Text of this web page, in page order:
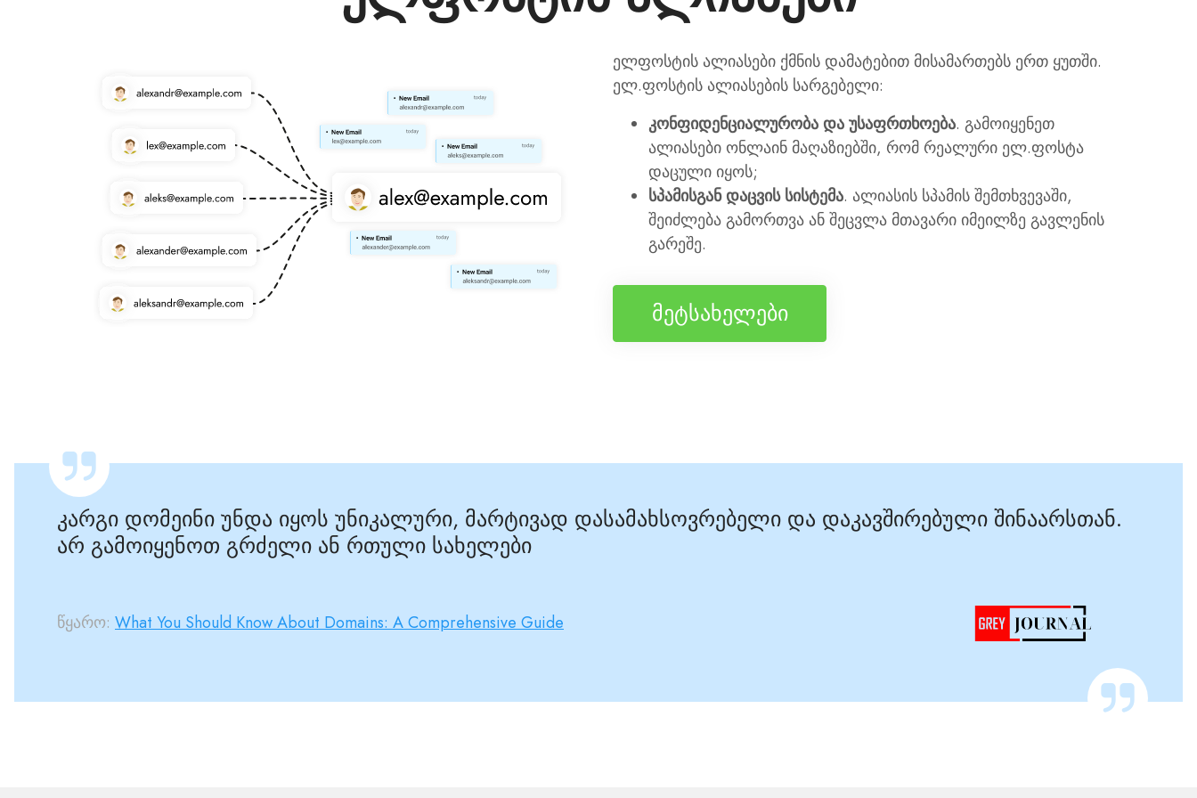
ელფოსტის ალიასები ქმნის დამატებით მისამართებს ერთ ყუთში.
ელ.ფოსტის ალიასების სარგებელი:
კონფიდენციალურობა და უსაფრთხოება. გამოიყენეთ
ალიასები ონლაინ მაღაზიებში, რომ რეალური ელ.ფოსტა
დაცული იყოს;
სპამისგან დაცვის სისტემა. ალიასის სპამის შემთხვევაში,
შეიძლება გამორთვა ან შეცვლა მთავარი იმეილზე გავლენის
გარეშე.
მეტსახელები
კარგი დომეინი უნდა იყოს უნიკალური, მარტივად დასამახსოვრებელი და დაკავშირებული შინაარსთან.
არ გამოიყენოთ გრძელი ან რთული სახელები
წყარო: What You Should Know About Domains: A Comprehensive Guide